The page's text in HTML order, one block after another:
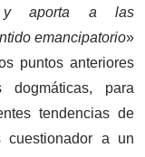
y aporta a las
emancipatorio»
puntos anteriores
dogmáticas, para
tendencias de
cuestionador a un